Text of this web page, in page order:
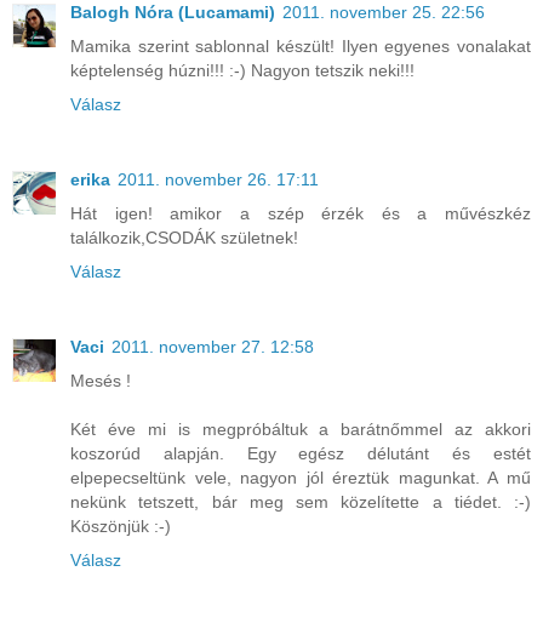
Balogh Nóra (Lucamami) 2011. november 25. 22:56
Mamika szerint sablonnal készült! Ilyen egyenes vonalakat
képtelenség húzni!!! :-) Nagyon tetszik neki!!!
Válasz
erika 2011. november 26. 17:11
Hát igen! amikor a szép érzék és a művészkéz
találkozik,CSODÁK születnek!
Válasz
Vaci 2011. november 27. 12:58
Mesés !
Két éve mi is megpróbáltuk a barátnőmmel az akkori
koszorúd alapján. Egy egész délutánt és estét
elpepecseltünk vele, nagyon jól éreztük magunkat. A mű
nekünk tetszett, bár meg sem közelítette a tiédet. :-)
Köszönjük :-)
Válasz